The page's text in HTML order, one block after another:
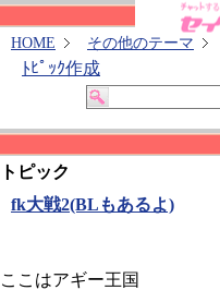
HOME その他のテーマ
ﾄﾋﾟｯｸ作成
トピック
fk大戦2(BLもあるよ)
ここはアギー王国